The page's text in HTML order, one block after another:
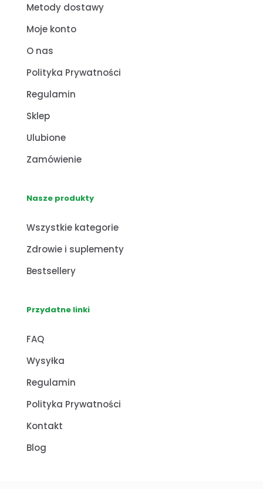
Metody dostawy
Moje konto
O nas
Polityka Prywatności
Regulamin
Sklep
Ulubione
Zamówienie
Nasze produkty
Wszystkie kategorie
Zdrowie i suplementy
Bestsellery
Przydatne linki
FAQ
Wysyłka
Regulamin
Polityka Prywatności
Kontakt
Blog